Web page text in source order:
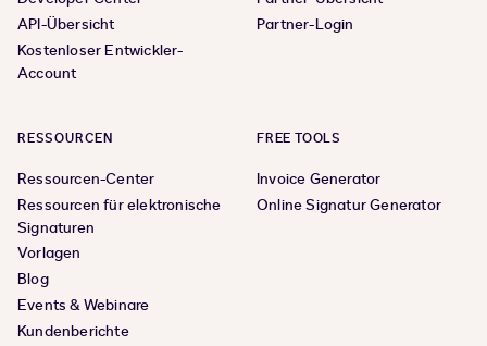
API-Übersicht
Kostenloser Entwickler-
Account
Partner-Login
RESSOURCEN
Ressourcen-Center
Ressourcen für elektronische
Signaturen
Vorlagen
Blog
Events & Webinare
Kundenberichte
FREE TOOLS
Invoice Generator
Online Signatur Generator